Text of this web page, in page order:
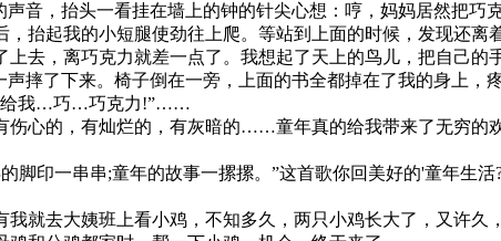
音，抬头一看挂在墙上的钟的针尖心想：哼，妈妈居然把巧
抬起我的小短腿使劲往上爬。等站到上面的时候，发现还离
去，离巧克力就差一点了。我想起了天上的鸟儿，把自己的
摔了下来。椅子倒在一旁，上面的书全都掉在了我的身上，
…给我…巧…巧克力!”……
心的，有灿烂的，有灰暗的……童年真的给我带来了无穷的欢
脚印一串串;童年的故事一摞摞。”这首歌你回美好的'童年生
就去大姨班上看小鸡，不知多久，两只小鸡长大了，又许久